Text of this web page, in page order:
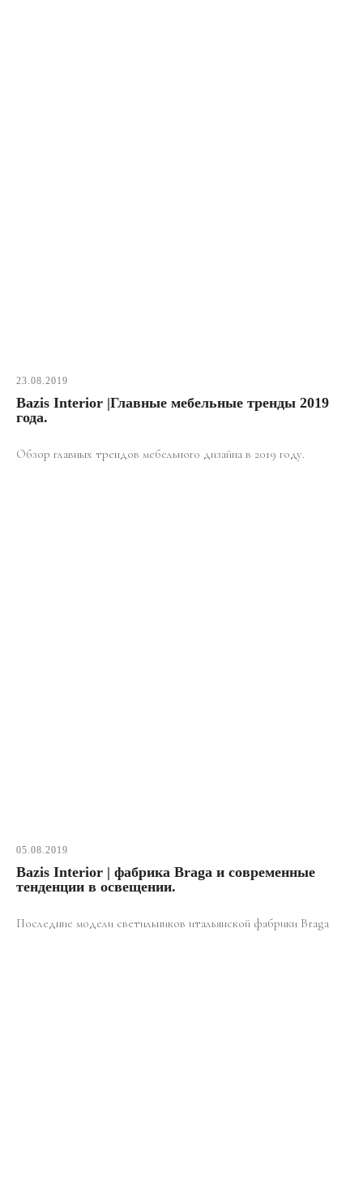
23.08.2019
Bazis Interior |Главные мебельные тренды 2019
года.
Обзор главных трендов мебельного дизайна в 2019 году.
05.08.2019
Bazis Interior | фабрика Braga и современные
тенденции в освещении.
Последние модели светильников итальянской фабрики Braga